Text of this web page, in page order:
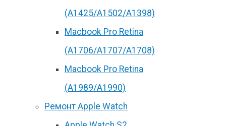
(А1425/A1502/A1398)
Macbook Pro Retina
(А1706/A1707/A1708)
Macbook Pro Retina
(А1989/A1990)
Ремонт Apple Watch